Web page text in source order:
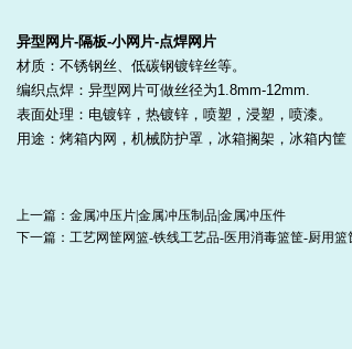
异型网片-隔板-小网片-点焊网片
材质：不锈钢丝、低碳钢镀锌丝等。
编织点焊：异型网片可做丝径为1.8mm-12mm.
表面处理：电镀锌，热镀锌，喷塑，浸塑，喷漆。
用途：烤箱内网， 机械防护罩 ，冰箱搁架，冰箱内
上一篇： 金属冲压片|金属冲压制品|金属冲压件
下一篇： 工艺网筐网篮-铁线工艺品-医用消毒篮筐-厨用